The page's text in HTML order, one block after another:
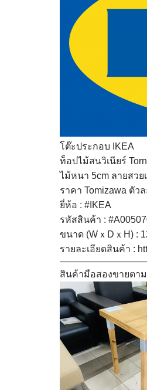
โต๊ะประกอบ IKEA
ท็อปไม้สนวิเนียร์
ไม้หนา 5cm ลายสวย
ราคา Tomizawa ตัว
ยี่ห้อ : #IKEA
รหัสสินค้า :
ขนาด (WｘDｘH) :
รายละเอียดสินค้า :
สินค้ามือสองขายตา